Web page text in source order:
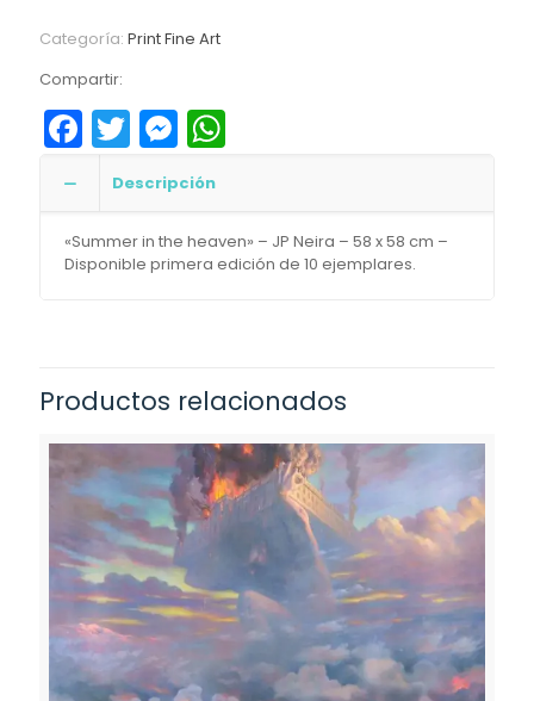
Categoría: Print Fine Art
Compartir:
Facebook
TwitterMessenger
Descripción
«Summer in the heaven» – JP Neira – 58 x 58 cm –
Disponible primera edición de 10 ejemplares.
Productos relacionados